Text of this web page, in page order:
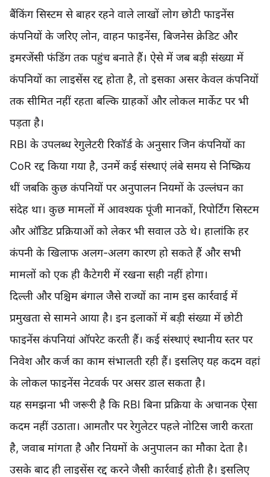
बैंकिंग सिस्टम से बाहर रहने वाले लाखों लोग छोटी फाइनेंस
कंपनियों के जरिए लोन, वाहन फाइनेंस, बिजनेस क्रेडिट और
इमरजेंसी फंडिंग तक पहुंच बनाते हैं। ऐसे में जब बड़ी संख्या में
कंपनियों का लाइसेंस रद्द होता है, तो इसका असर केवल कंपनियों
तक सीमित नहीं रहता बल्कि ग्राहकों और लोकल मार्केट पर भी
पड़ता है।
RBI के उपलब्ध रेगुलेटरी रिकॉर्ड के अनुसार जिन कंपनियों का
CoR रद्द किया गया है, उनमें कई संस्थाएं लंबे समय से निष्क्रिय
थीं जबकि कुछ कंपनियों पर अनुपालन नियमों के उल्लंघन का
संदेह था। कुछ मामलों में आवश्यक पूंजी मानकों, रिपोर्टिंग सिस्टम
और ऑडिट प्रक्रियाओं को लेकर भी सवाल उठे थे। हालांकि हर
कंपनी के खिलाफ अलग-अलग कारण हो सकते हैं और सभी
मामलों को एक ही कैटेगरी में रखना सही नहीं होगा।
दिल्ली और पश्चिम बंगाल जैसे राज्यों का नाम इस कार्रवाई में
प्रमुखता से सामने आया है। इन इलाकों में बड़ी संख्या में छोटी
फाइनेंस कंपनियां ऑपरेट करती हैं। कई संस्थाएं स्थानीय स्तर पर
निवेश और कर्ज का काम संभालती रही हैं। इसलिए यह कदम वहां
के लोकल फाइनेंस नेटवर्क पर असर डाल सकता है।
यह समझना भी जरूरी है कि RBI बिना प्रक्रिया के अचानक ऐसा
कदम नहीं उठाता। आमतौर पर रेगुलेटर पहले नोटिस जारी करता
है, जवाब मांगता है और नियमों के अनुपालन का मौका देता है।
उसके बाद ही लाइसेंस रद्द करने जैसी कार्रवाई होती है। इसलिए